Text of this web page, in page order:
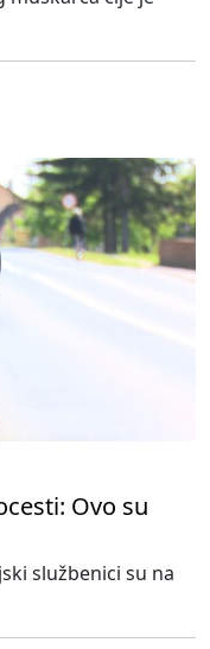
Ovo su
službenici su na